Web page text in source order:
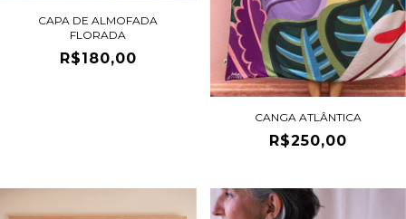
CAPA DE ALMOFADA
FLORADA
R$180,00
CANGA ATLÂNTICA
R$250,00